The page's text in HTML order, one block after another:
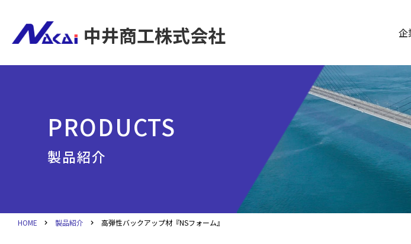
中井商工株式会社 企
PRODUCTS
製品紹介
HOME 製品紹介 高弾性バックアップ材『NSフォーム』